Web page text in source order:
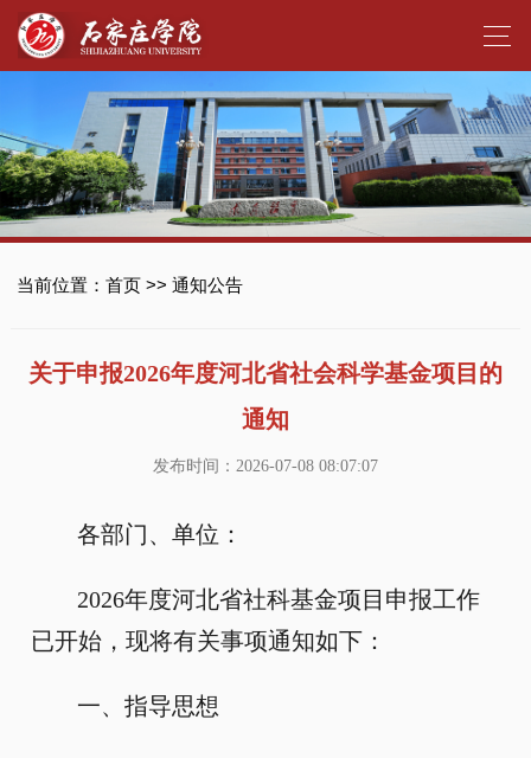
当前位置： 首页>> 通知公告
关于申报2026年度河北省社会科学基金项目的
通知
发布时间：2026-07-08 08:07:07
各部门、单位：
2026年度河北省社科基金项目申报工作
已开始，现将有关事项通知如下：
一、指导思想